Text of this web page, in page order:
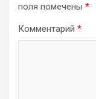
поля помечены *
Комментарий *